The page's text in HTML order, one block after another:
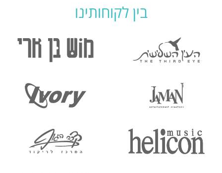
בין לקוחותינו